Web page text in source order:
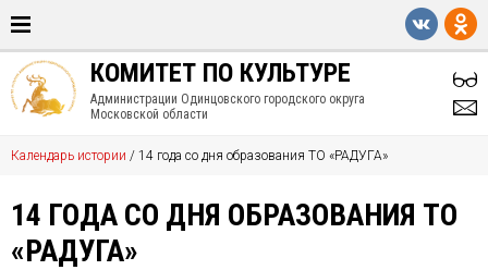
КОМИТЕТ ПО КУЛЬТУРЕ
Администрации Одинцовского городского округа
Московской области
Календарь истории / 14 года со дня образования ТО «РАДУГА»
14 ГОДА СО ДНЯ ОБРАЗОВАНИЯ ТО
«РАДУГА»